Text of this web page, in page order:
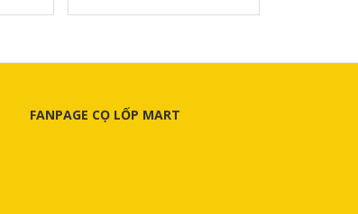
FANPAGE CỌ LỐP MART